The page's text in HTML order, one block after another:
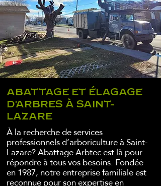
ABATTAGE ET ÉLAGAGE
D'ARBRES À SAINT-
LAZARE
À la recherche de services
professionnels d’arboriculture à Saint-
Lazare? Abattage Arbtec est là pour
répondre à tous vos besoins. Fondée
en 1987, notre entreprise familiale est
reconnue pour son expertise en